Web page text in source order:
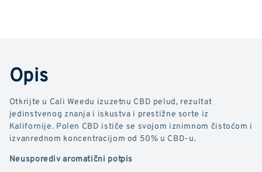
Opis
Otkrijte u Cali Weedu izuzetnu CBD pelud, rezultat
jedinstvenog znanja i iskustva i prestižne sorte iz
Kalifornije. Polen CBD ističe se svojom iznimnom čistoćom i
izvanrednom koncentracijom od 50% u CBD-u.
Neusporediv aromatični potpis